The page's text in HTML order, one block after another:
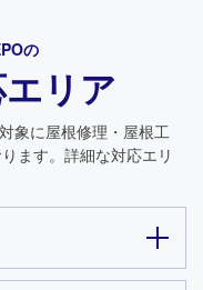
の
リア
象に屋根修理・屋根工
ます。詳細な対応エリ